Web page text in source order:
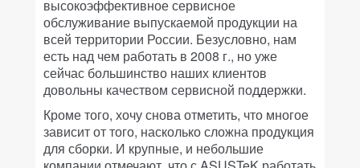
высокоэффективное сервисное
обслуживание выпускаемой продукции на
всей территории России. Безусловно, нам
есть над чем работать в 2008 г., но уже
сейчас большинство наших клиентов
довольны качеством сервисной поддержки.
Кроме того, хочу снова отметить, что многое
зависит от того, насколько сложна продукция
для сборки. И крупные, и небольшие